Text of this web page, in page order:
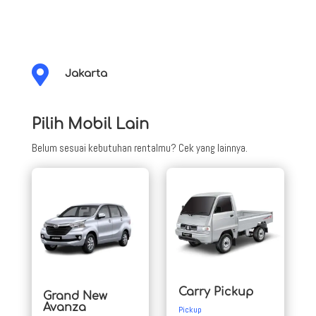
 Jakarta
Pilih Mobil Lain
Belum sesuai kebutuhan rentalmu? Cek yang lainnya.
Grand New
Avanza
Carry Pickup
Pickup